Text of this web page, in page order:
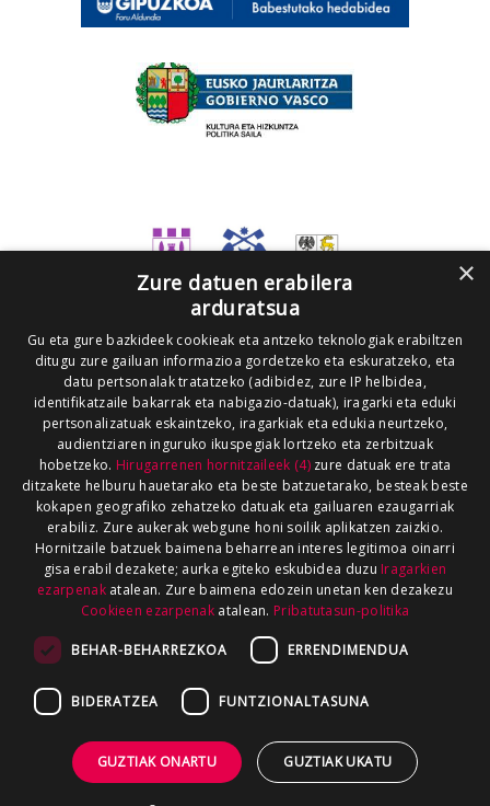
×
Zure datuen erabilera
arduratsua
Gu eta gure bazkideek cookieak eta antzeko teknologiak erabiltzen
ditugu zure gailuan informazioa gordetzeko eta eskuratzeko, eta
datu pertsonalak tratatzeko (adibidez, zure IP helbidea,
identifikatzaile bakarrak eta nabigazio-datuak), iragarki eta eduki
pertsonalizatuak eskaintzeko, iragarkiak eta edukia neurtzeko,
audientziaren inguruko ikuspegiak lortzeko eta zerbitzuak
hobetzeko. Hirugarrenen hornitzaileek (4)zure datuak ere trata
ditzakete helburu hauetarako eta beste batzuetarako, besteak beste
kokapen geografiko zehatzeko datuak eta gailuaren ezaugarriak
erabiliz. Zure aukerak webgune honi soilik aplikatzen zaizkio.
Hornitzaile batzuek baimena beharrean interes legitimoa oinarri
gisa erabil dezakete; aurka egiteko eskubidea duzu Iragarkien
ezarpenakatalean. Zure baimena edozein unetan ken dezakezu
Cookieen ezarpenak atalean. Pribatutasun-politika
BEHAR-BEHARREZKOA ERRENDIMENDUA
BIDERATZEA FUNTZIONALTASUNA
GUZTIAK ONARTU GUZTIAK UKATU